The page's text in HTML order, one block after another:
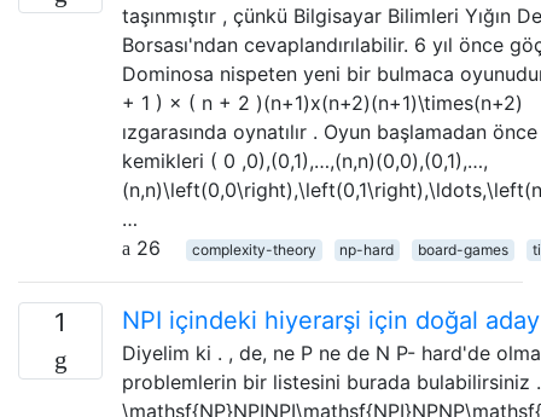
taşınmıştır , çünkü Bilgisayar Bilimleri Yığın
Borsası'ndan cevaplandırılabilir. 6 yıl önce
Dominosa nispeten yeni bir bulmaca
+ 1 ) × ( n + 2 )(n+1)x(n+2)(n+1)\times(n+2)
ızgarasında oynatılır . Oyun başlamadan
kemikleri ( 0 ,0),(0,1),…,(n,n)(0,0),(0,1),…,
…
26
complexity-theory np-hard board-games
1 NPI içindeki hiyerarşi için doğal
Diyelim ki . , de, ne P ne de N P- hard'de
problemlerin bir listesini burada bulabilirsiniz